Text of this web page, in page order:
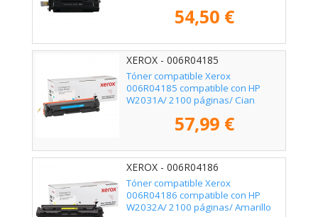
54,50 €
XEROX - 006R04185
Tóner compatible Xerox
006R04185 compatible con HP
W2031A/ 2100 páginas/ Cian
57,99 €
XEROX - 006R04186
Tóner compatible Xerox
006R04186 compatible con HP
W2032A/ 2100 páginas/ Amarillo